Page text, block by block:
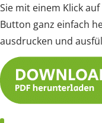
Sie mit einem Klick
Button ganz einfach
ausdrucken und